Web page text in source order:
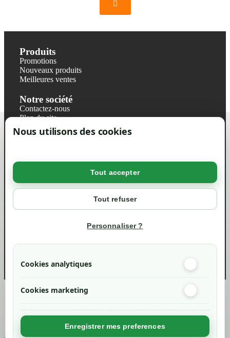
Nous utilisons des cookies
Tout accepter
Tout refuser
Personnaliser ?
Cookies analytiques
Cookies marketing
Enregistrer mes preferences
Produits
Promotions
Nouveaux produits
Meilleures ventes
Notre société
Contactez-nous
Plan du site
Magasin
Mentions légales
Politique de confidentialité RGPD
Votre compte
info@green-tech-shop.com
Created byNageoconcept